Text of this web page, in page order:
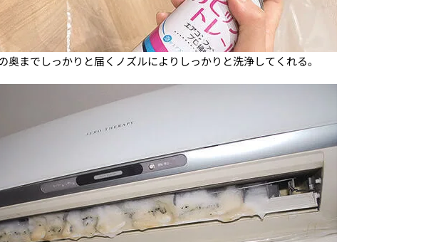
奥までしっかりと届くノズルによりしっかりと洗浄してくれる。